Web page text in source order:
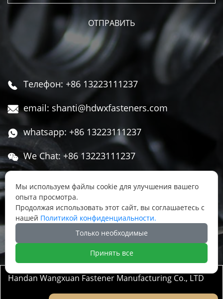
 Телефон: +86 13223111237
 email: shanti@hdwxfasteners.com
 whatsapp: +86 13223111237
 We Chat: +86 13223111237
Чжоуцунь, поселок Сису, район Юннянь,
город Ханьдань, провинция Хэбэй, Китай

Handan Wangxuan Fastener Manufacturing Co., LTD
Мы используем файлы cookie для улучшения вашего
опыта просмотра.
Продолжая использовать этот сайт, вы соглашаетесь с
нашей Политикой конфиденциальности.
Только необходимые
Принять все